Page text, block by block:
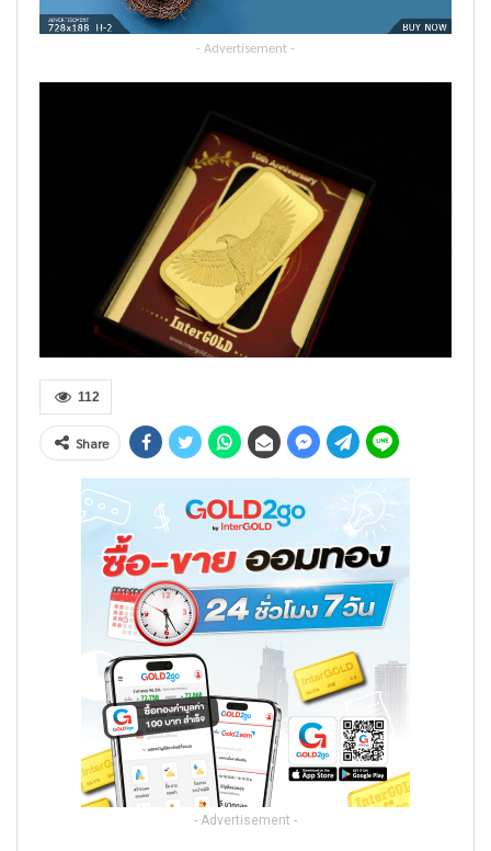
- Advertisement -
112
Share
- Advertisement -